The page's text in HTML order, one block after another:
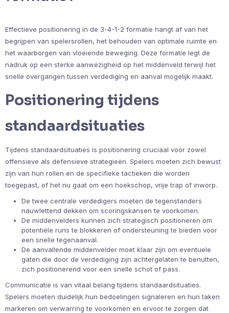
Effectieve positionering in de 3-4-1-2 formatie hangt af van het
begrijpen van spelersrollen, het behouden van optimale ruimte en
het waarborgen van vloeiende beweging. Deze formatie legt de
nadruk op een sterke aanwezigheid op het middenveld terwijl het
snelle overgangen tussen verdediging en aanval mogelijk maakt.
Positionering tijdens
standaardsituaties
Tijdens standaardsituaties is positionering cruciaal voor zowel
offensieve als defensieve strategieën. Spelers moeten zich bewust
zijn van hun rollen en de specifieke tactieken die worden
toegepast, of het nu gaat om een hoekschop, vrije trap of inworp.
De twee centrale verdedigers moeten de tegenstanders
nauwlettend dekken om scoringskansen te voorkomen.
De middenvelders kunnen zich strategisch positioneren om
potentiële runs te blokkeren of ondersteuning te bieden voor
een snelle tegenaanval.
De aanvallende middenvelder moet klaar zijn om eventuele
gaten die door de verdediging zijn achtergelaten te benutten,
zich positionerend voor een snelle schot of pass.
Communicatie is van vitaal belang tijdens standaardsituaties.
Spelers moeten duidelijk hun bedoelingen signaleren en hun taken
markeren om verwarring te voorkomen en ervoor te zorgen dat